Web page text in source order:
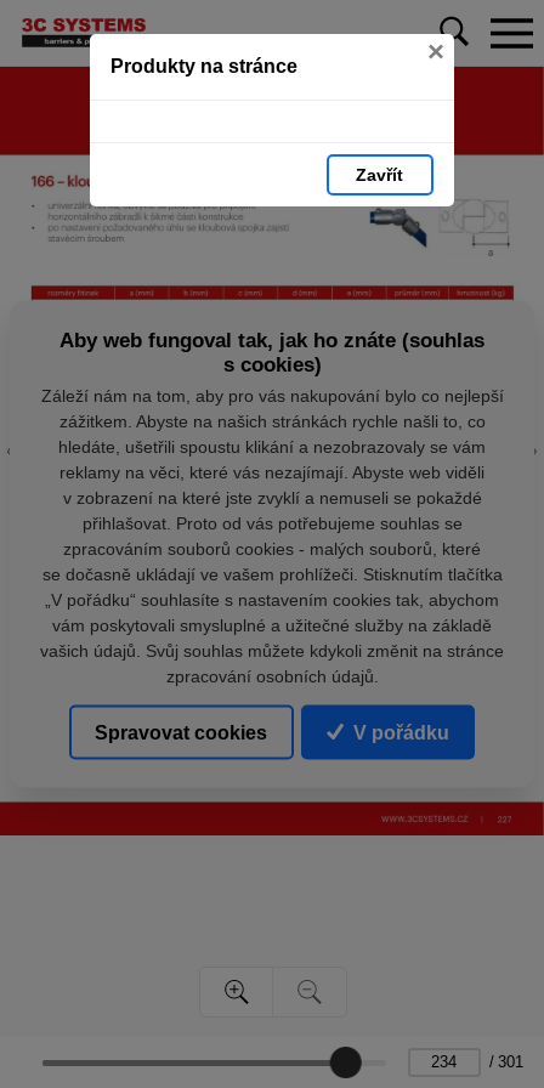
Produkty na stránce ×
Zavřít
/ 301
Aby web fungoval tak, jak ho znáte (souhlas
s cookies)
Záleží nám na tom, aby pro vás nakupování bylo co nejlepší
zážitkem. Abyste na našich stránkách rychle našli to, co
hledáte, ušetřili spoustu klikání a nezobrazovaly se vám
reklamy na věci, které vás nezajímají. Abyste web viděli
v zobrazení na které jste zvyklí a nemuseli se pokaždé
přihlašovat. Proto od vás potřebujeme souhlas se
zpracováním souborů cookies - malých souborů, které
se dočasně ukládají ve vašem prohlížeči. Stisknutím tlačítka
„V pořádku“ souhlasíte s nastavením cookies tak, abychom
vám poskytovali smysluplné a užitečné služby na základě
vašich údajů. Svůj souhlas můžete kdykoli změnit na stránce
zpracování osobních údajů.
Spravovat cookies V pořádku